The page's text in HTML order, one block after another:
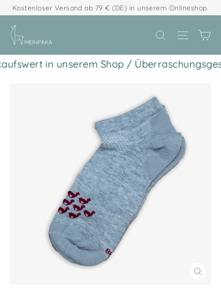
Direkt
zum
Inhalt
Kostenloser Versand ab 79 € (DE) in unserem Onlineshop.
Suche
in unserem Shop /